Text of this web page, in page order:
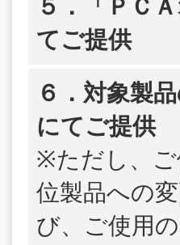
５．「ＰＣ
てご提供
６．対象製
にてご提供
※ただし、ご
位製品への
び、ご使用